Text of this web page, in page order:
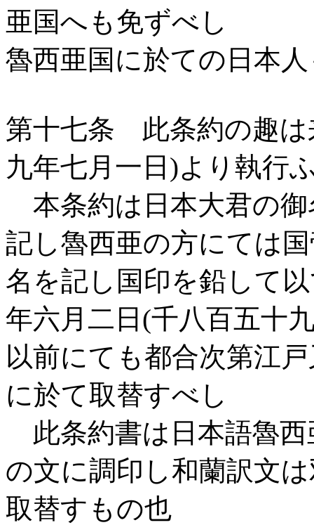
亜国へも免ずべし
魯西亜国に於ての日本
第十七条 此条約の趣は
九年七月一日)より執行
本条約は日本大君の御
記し魯西亜の方にては
名を記し国印を鉛して
年六月二日(千八百五十
以前にても都合次第江
に於て取替すべし
此条約書は日本語魯西
の文に調印し和蘭訳文
取替すもの也